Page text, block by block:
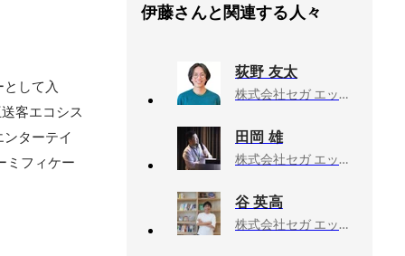
して入
客エコシス
ターテイ
ミフィケー
伊藤さんと関連する人々
荻野 友太
株式会社セガ エックスディー, 課長 / プロデューサー / HCD-Net認定 人間中心設計専門家
田岡 雄
株式会社セガ エックスディー, 部長
谷 英高
株式会社セガ エックスディー, 取締役執行役員